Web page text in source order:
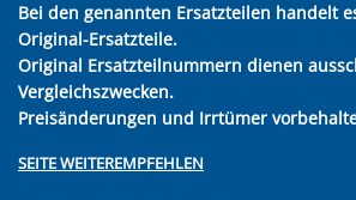
Bei den genannten Ersatzteilen handelt
Original-Ersatzteile.
Original Ersatzteilnummern dienen
Vergleichszwecken.
Preisänderungen und Irrtümer
SEITE WEITEREMPFEHLEN